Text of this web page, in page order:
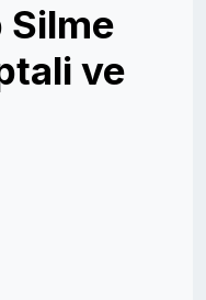
Silme
ve